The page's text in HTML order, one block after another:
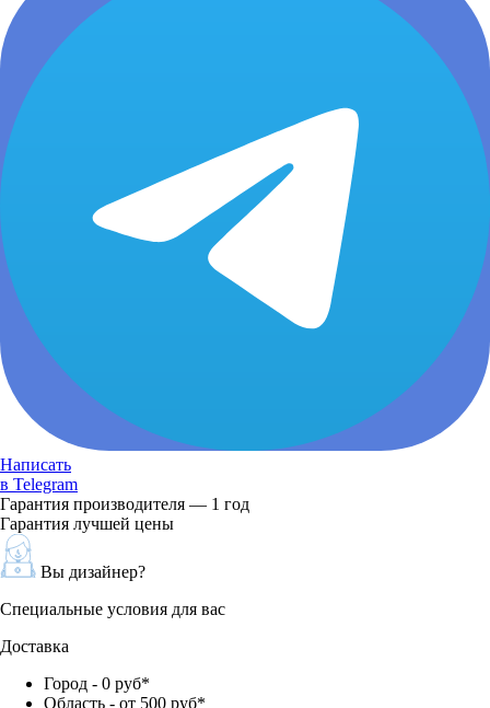
Написать
в Telegram
Гарантия производителя — 1 год
Гарантия лучшей цены
Вы дизайнер?
Специальные условия для вас
Доставка
Город - 0 руб*
Область - от 500 руб*